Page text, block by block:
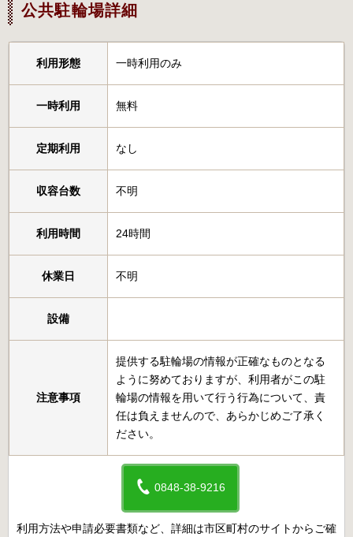
公共駐輪場詳細
利用形態 一時利用のみ
一時利用 無料
定期利用 なし
収容台数 不明
利用時間 24時間
休業日 不明
設備
注意事項
提供する駐輪場の情報が正確なものとなる
ように努めておりますが、利用者がこの駐
輪場の情報を用いて行う行為について、責
任は負えませんので、あらかじめご了承く
ださい。
0848-38-9216
利用方法や申請必要書類など、詳細は市区町村のサイトからご確